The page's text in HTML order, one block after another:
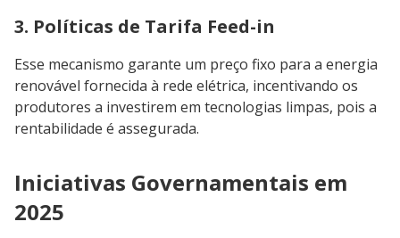
3. Políticas de Tarifa Feed-in
Esse mecanismo garante um preço fixo para a energia
renovável fornecida à rede elétrica, incentivando os
produtores a investirem em tecnologias limpas, pois a
rentabilidade é assegurada.
Iniciativas Governamentais em
2025